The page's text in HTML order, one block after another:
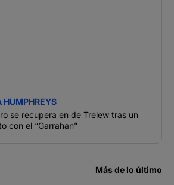
HUMPHREYS
se recupera en de Trelew tras un
con el “Garrahan”
Más de lo último